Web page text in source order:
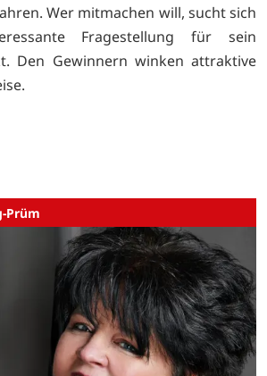
Wer mitmachen will, sucht sich
Fragestellung für sein
Den Gewinnern winken attraktive
Prüm